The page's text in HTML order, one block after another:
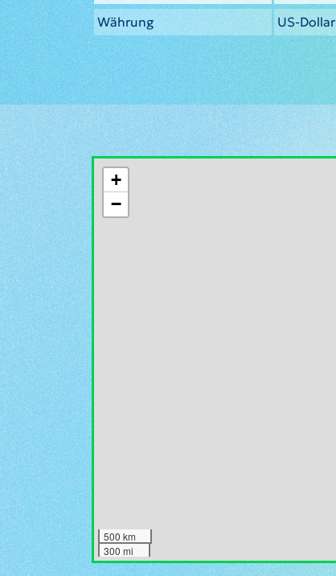
Währung
US-Dollar
+
−
500 km
300 mi